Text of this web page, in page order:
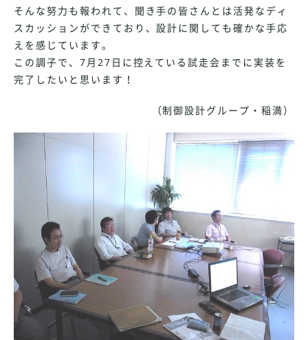
そんな努力も報われて、聞き手の皆さんとは活発なディ
スカッションができており、設計に関しても確かな手応
えを感じています。
この調子で、7月27日に控えている試走会までに実装を
完了したいと思います！
（制御設計グループ・稲満）